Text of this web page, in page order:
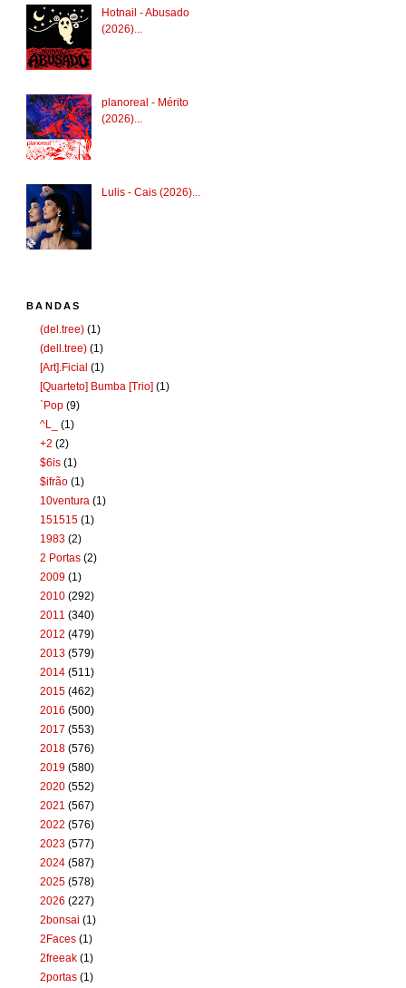
Hotnail - Abusado
(2026)...
planoreal - Mérito
(2026)...
Lulis - Cais (2026)...
BANDAS
(del.tree) (1)
(dell.tree) (1)
[Art].Ficial (1)
[Quarteto] Bumba [Trio] (1)
`Pop (9)
^L_
(1)
+2 (2)
$6is (1)
$ifrão (1)
10ventura (1)
151515 (1)
1983 (2)
2 Portas (2)
2009 (1)
2010 (292)
2011 (340)
2012 (479)
2013 (579)
2014 (511)
2015 (462)
2016 (500)
2017 (553)
2018 (576)
2019 (580)
2020 (552)
2021 (567)
2022 (576)
2023 (577)
2024 (587)
2025 (578)
2026 (227)
2bonsai (1)
2Faces (1)
2freeak (1)
2portas (1)